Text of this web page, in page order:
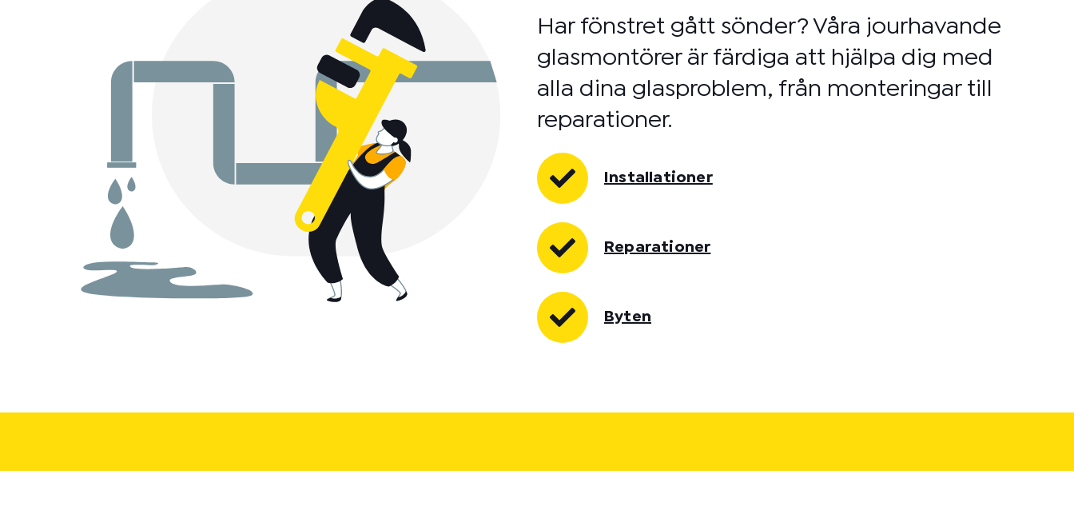
Har fönstret gått sönder? Våra jourhavande
glasmontörer är färdiga att hjälpa dig med
alla dina glasproblem, från monteringar till
reparationer.
Installationer
Reparationer
Byten